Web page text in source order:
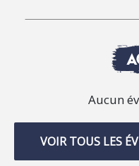
Aucun
VOIR TOUS LES